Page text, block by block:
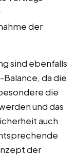
der
sind ebenfalls
da die
die
und das
auch
der